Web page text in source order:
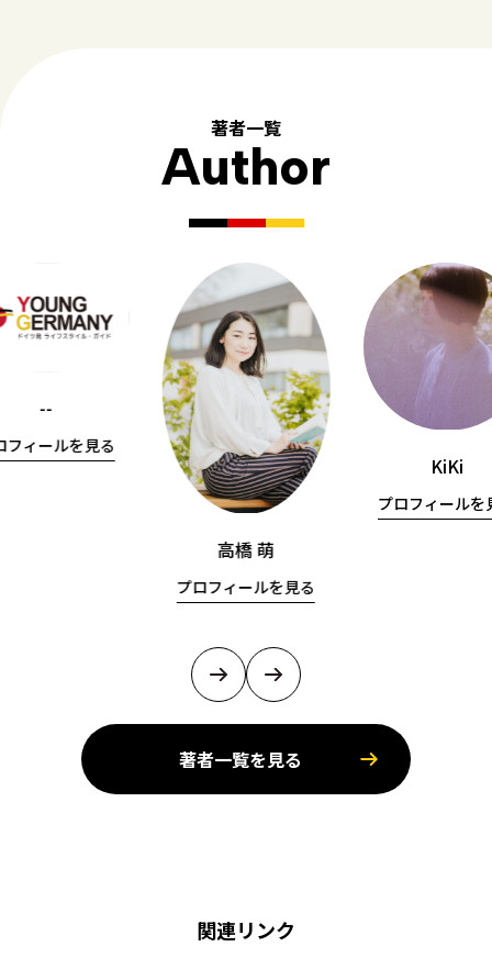
著者一覧
Author
--
フィールを見る
高橋 萌
プロフィールを見る
KiKi
プロフィールを
著者一覧を見る
関連リンク